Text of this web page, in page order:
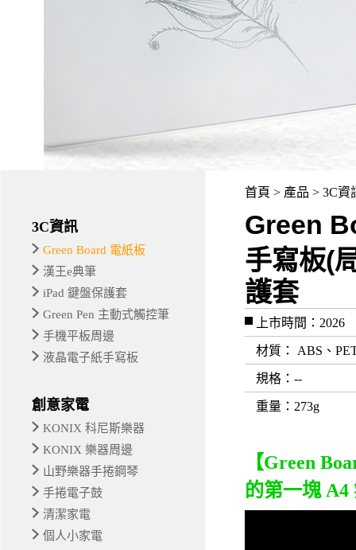
3C資訊
Green Board 電紙板
漢王e典筆
iPad 鍵盤保護套
Green Pen 主動式觸控筆
手機平板周邊
液晶電子紙手寫板
創意家電
KONIX 科尼斯樂器
KONIX 樂器周邊
山野樂器手捲鋼琴
手捲電子鼓
清潔家電
個人小家電
首頁 > 產品 > 3C資
Green
手寫板(
護套
上市時間：2026
材質 ： ABS、
規格 ：--
重量 ：273g
【Green
的第一塊 A4